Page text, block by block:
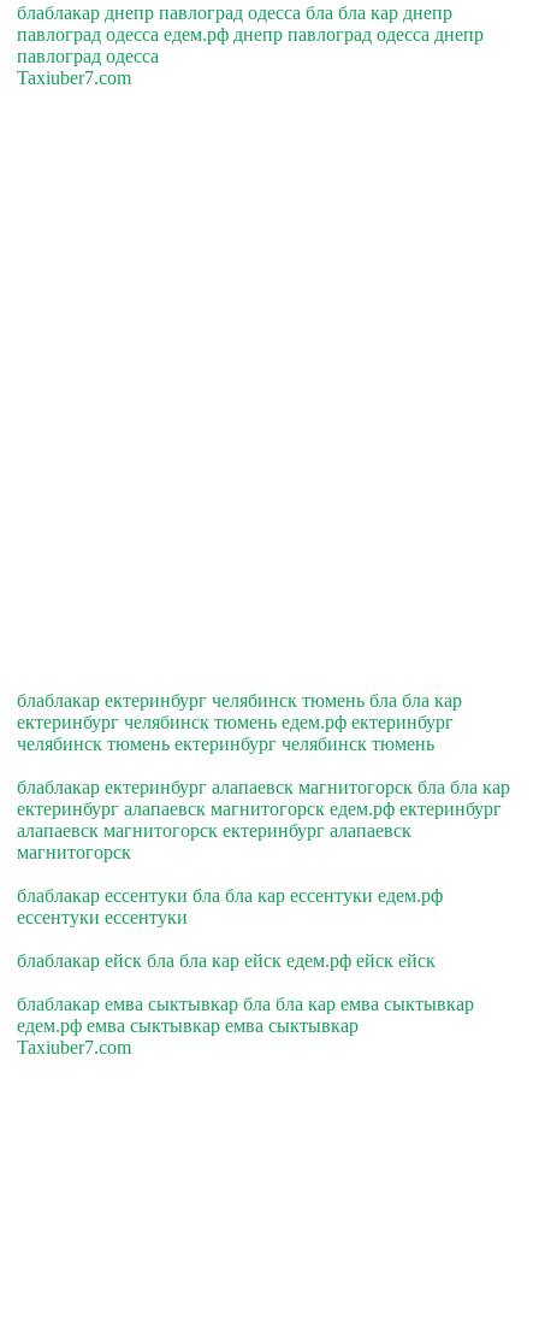
блаблакар днепр павлоград одесса бла бла кар днепр
павлоград одесса едем.рф днепр павлоград одесса днепр
павлоград одесса
Taxiuber7.com
блаблакар ектеринбург челябинск тюмень бла бла кар
ектеринбург челябинск тюмень едем.рф ектеринбург
челябинск тюмень ектеринбург челябинск тюмень
блаблакар ектеринбург алапаевск магнитогорск бла бла кар
ектеринбург алапаевск магнитогорск едем.рф ектеринбург
алапаевск магнитогорск ектеринбург алапаевск
магнитогорск
блаблакар ессентуки бла бла кар ессентуки едем.рф
ессентуки ессентуки
блаблакар ейск бла бла кар ейск едем.рф ейск ейск
блаблакар емва сыктывкар бла бла кар емва сыктывкар
едем.рф емва сыктывкар емва сыктывкар
Taxiuber7.com